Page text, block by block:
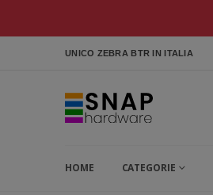
UNICO ZEBRA BTRIN ITALIA
HOME CATEGORIE